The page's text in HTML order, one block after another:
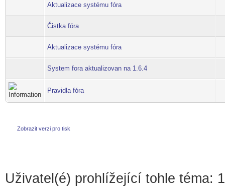
Aktualizace systému fóra
Čistka fóra
Aktualizace systému fóra
System fora aktualizovan na 1.6.4
Pravidla fóra
Zobrazit verzi pro tisk
Uživatel(é) prohlížející tohle téma: